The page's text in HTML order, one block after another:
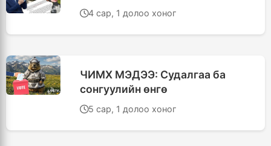
4 сар, 1 долоо хоног
ЧИМХ МЭДЭЭ: Судалгаа ба
сонгуулийн өнгө
5 сар, 1 долоо хоног